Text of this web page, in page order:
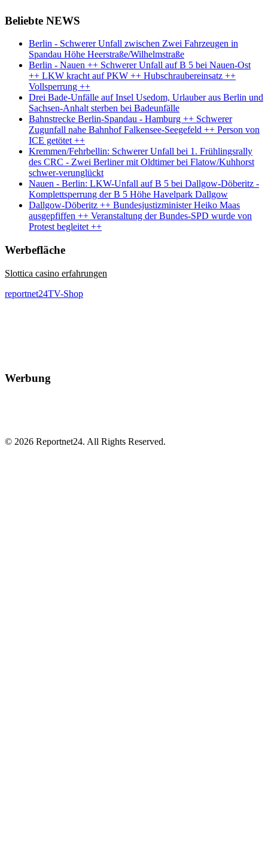
Beliebte NEWS
Berlin - Schwerer Unfall zwischen Zwei Fahrzeugen in
Spandau Höhe Heerstraße/Wilhelmstraße
Berlin - Nauen ++ Schwerer Unfall auf B 5 bei Nauen-Ost
++ LKW kracht auf PKW ++ Hubschraubereinsatz ++
Vollsperrung ++
Drei Bade-Unfälle auf Insel Usedom, Urlauber aus Berlin und
Sachsen-Anhalt sterben bei Badeunfälle
Bahnstrecke Berlin-Spandau - Hamburg ++ Schwerer
Zugunfall nahe Bahnhof Falkensee-Seegefeld ++ Person von
ICE getötet ++
Kremmen/Fehrbellin: Schwerer Unfall bei 1. Frühlingsrally
des CRC - Zwei Berliner mit Oldtimer bei Flatow/Kuhhorst
schwer-verunglückt
Nauen - Berlin: LKW-Unfall auf B 5 bei Dallgow-Döberitz -
Komplettsperrung der B 5 Höhe Havelpark Dallgow
Dallgow-Döberitz ++ Bundesjustizminister Heiko Maas
ausgepfiffen ++ Veranstaltung der Bundes-SPD wurde von
Protest begleitet ++
Werbefläche
Slottica casino erfahrungen
reportnet24TV-Shop
Werbung
© 2026 Reportnet24. All Rights Reserved.